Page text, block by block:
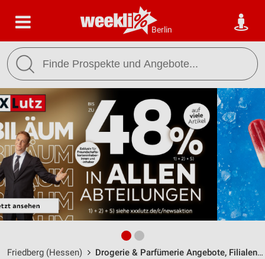
Berlin
Friedberg (Hessen) Drogerie & Parfümerie Angebote, Filialen & Öffnungszeiten